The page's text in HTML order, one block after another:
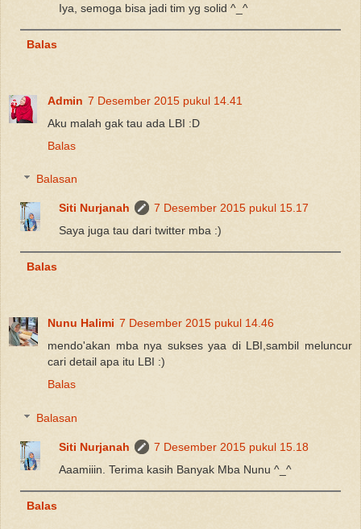
Iya, semoga bisa jadi tim yg solid ^_^
Balas
Admin 7 Desember 2015 pukul 14.41
Aku malah gak tau ada LBI :D
Balas
Balasan
Siti Nurjanah
7 Desember 2015 pukul 15.17
Saya juga tau dari twitter mba :)
Balas
Nunu Halimi 7 Desember 2015 pukul 14.46
mendo'akan mba nya sukses yaa di LBI,sambil meluncur
cari detail apa itu LBI :)
Balas
Balasan
Siti Nurjanah
7 Desember 2015 pukul 15.18
Aaamiiin. Terima kasih Banyak Mba Nunu ^_^
Balas